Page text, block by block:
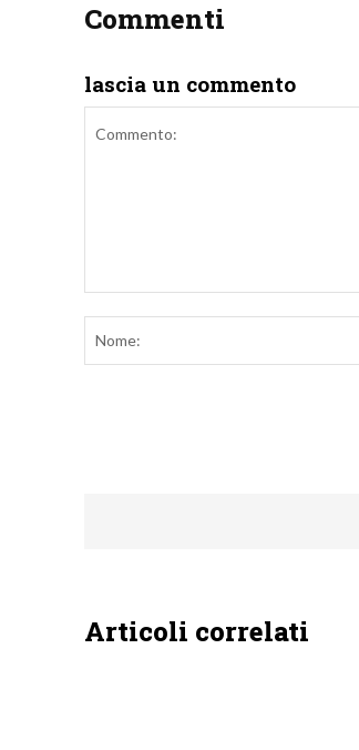
Commenti
lascia un commento
Articoli correlati